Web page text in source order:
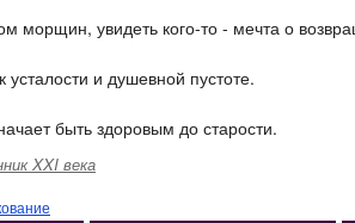
морщин, увидеть кого-то - мечта о
и душевной пустоте.
быть здоровым до старости.
XXI века